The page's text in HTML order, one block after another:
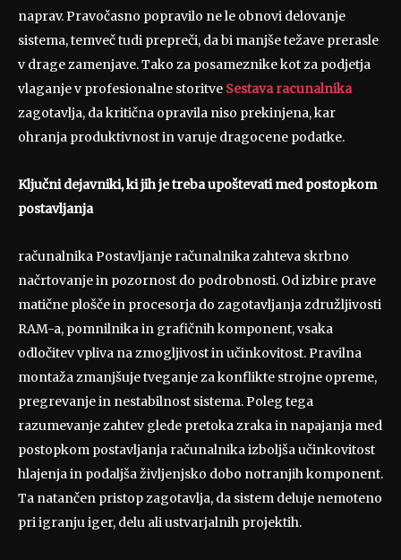
naprav. Pravočasno popravilo ne le obnovi delovanje
sistema, temveč tudi prepreči, da bi manjše težave prerasle
v drage zamenjave. Tako za posameznike kot za podjetja
vlaganje v profesionalne storitve Sestava racunalnika
zagotavlja, da kritična opravila niso prekinjena, kar
ohranja produktivnost in varuje dragocene podatke.
Ključni dejavniki, ki jih je treba upoštevati med postopkom
postavljanja
računalnika Postavljanje računalnika zahteva skrbno
načrtovanje in pozornost do podrobnosti. Od izbire prave
matične plošče in procesorja do zagotavljanja združljivosti
RAM-a, pomnilnika in grafičnih komponent, vsaka
odločitev vpliva na zmogljivost in učinkovitost. Pravilna
montaža zmanjšuje tveganje za konflikte strojne opreme,
pregrevanje in nestabilnost sistema. Poleg tega
razumevanje zahtev glede pretoka zraka in napajanja med
postopkom postavljanja računalnika izboljša učinkovitost
hlajenja in podaljša življenjsko dobo notranjih komponent.
Ta natančen pristop zagotavlja, da sistem deluje nemoteno
pri igranju iger, delu ali ustvarjalnih projektih.